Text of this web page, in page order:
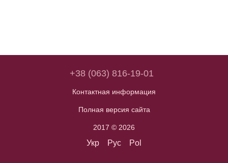
+38 (063) 816-19-01
Контактная информация
Полная версия сайта
2017 © 2026
Укр Рус Pol